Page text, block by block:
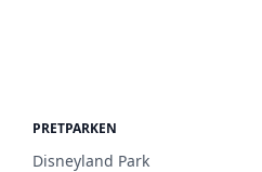
PRETPARKEN
Disneyland Park